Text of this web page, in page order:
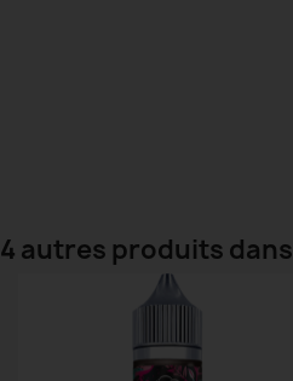
4 autres produits